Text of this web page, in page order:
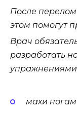
После
этом помогут
Врач
разработать
махи